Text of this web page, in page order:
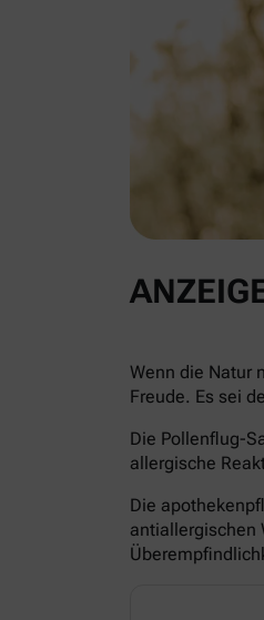
Wenn die Natur
Freude. Es sei
Die Pollenflug-
allergische
Die
antiallergischen